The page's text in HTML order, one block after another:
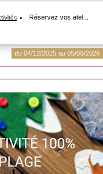
Réservez vos atel...
du 04/12/2025 au 05/06/2026